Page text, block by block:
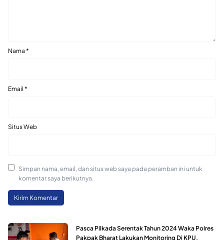
Nama *
Email *
Situs Web
Simpan nama, email, dan situs web saya pada peramban ini untuk
komentar saya berikutnya.
Pasca Pilkada Serentak Tahun 2024 Waka Polres
Pakpak Bharat Lakukan Monitoring Di KPU,